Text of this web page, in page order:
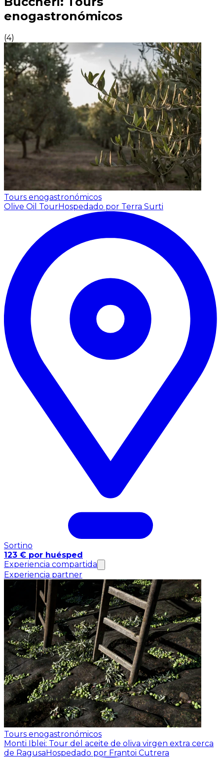
enogastronómicos
(4)
Tours enogastronómicos
Olive Oil TourHospedado por Terra Surti
Sortino
123 € por huésped
Experiencia compartida
Experiencia partner
Tours enogastronómicos
Monti Iblei: Tour del aceite de oliva virgen extra cerca
de RagusaHospedado por Frantoi Cutrera